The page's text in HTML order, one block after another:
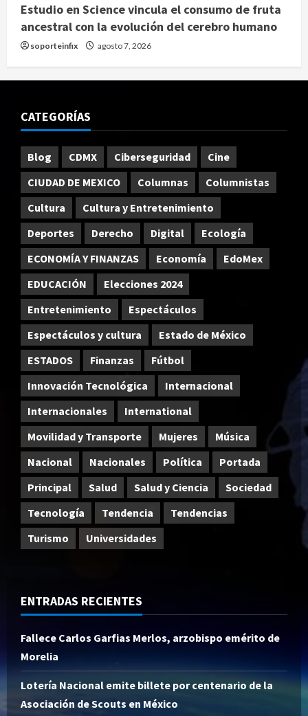
Estudio en Science vincula el consumo de fruta
ancestral con la evolución del cerebro humano
soporteinfix agosto 7, 2026
CATEGORÍAS
Blog CDMX Ciberseguridad
Cine
CIUDAD DE MEXICO
Columnas
Columnistas
Cultura
Cultura y Entretenimiento
Deportes
Derecho Digital
Ecología
ECONOMÍA Y FINANZAS
Economía
EdoMex
EDUCACIÓN
Elecciones 2024
Entretenimiento
Espectáculos
Espectáculos y cultura
Estado de México
ESTADOS
Finanzas
Fútbol
Innovación Tecnológica
Internacional
Internacionales
International
Movilidad y Transporte
Mujeres
Música
Nacional
Nacionales Política
Portada
Principal
Salud Salud y Ciencia
Sociedad
Tecnología
Tendencia
Tendencias
Turismo
Universidades
ENTRADAS RECIENTES
Fallece Carlos Garfias Merlos, arzobispo emérito de
Morelia
Lotería Nacional emite billete por centenario de la
Asociación de Scouts en México